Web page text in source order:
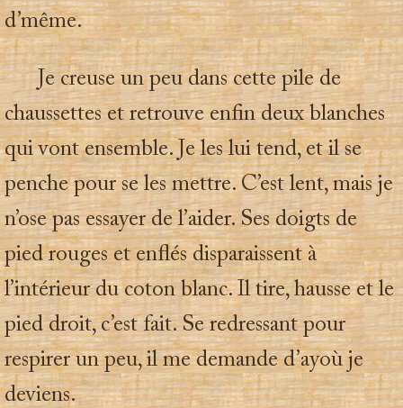
d’même.
Je creuse un peu dans cette pile de
chaussettes et retrouve enfin deux blanches
qui vont ensemble. Je les lui tend, et il se
penche pour se les mettre. C’est lent, mais je
n’ose pas essayer de l’aider. Ses doigts de
pied rouges et enflés disparaissent à
l’intérieur du coton blanc. Il tire, hausse et le
pied droit, c’est fait. Se redressant pour
respirer un peu, il me demande d’ayoù je
deviens.